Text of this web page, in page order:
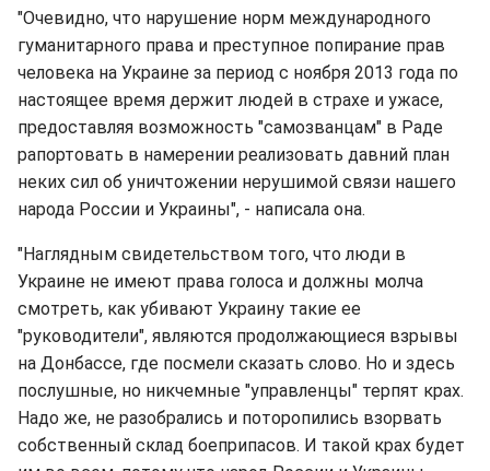
"Очевидно, что нарушение норм международного
гуманитарного права и преступное попирание прав
человека на Украине за период с ноября 2013 года по
настоящее время держит людей в страхе и ужасе,
предоставляя возможность "самозванцам" в Раде
рапортовать в намерении реализовать давний план
неких сил об уничтожении нерушимой связи нашего
народа России и Украины", - написала она.
"Наглядным свидетельством того, что люди в
Украине не имеют права голоса и должны молча
смотреть, как убивают Украину такие ее
"руководители", являются продолжающиеся взрывы
на Донбассе, где посмели сказать слово. Но и здесь
послушные, но никчемные "управленцы" терпят крах.
Надо же, не разобрались и поторопились взорвать
собственный склад боеприпасов. И такой крах будет